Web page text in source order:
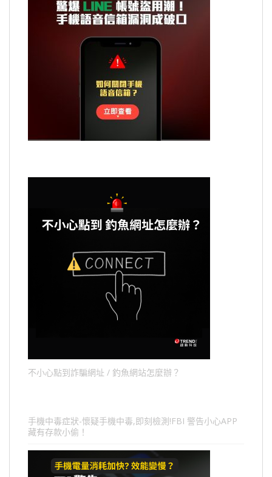
不小心點到詐騙網址 / 釣魚網站怎麼辦？
手機中毒症狀-懷疑手機中毒,即刻檢測!FBI 警告小心APP
藏有存款小偷！